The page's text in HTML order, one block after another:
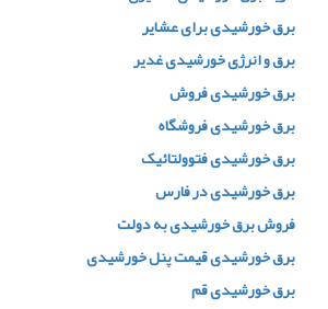
برق خورشیدی برای عشایر
برق و انرژی خورشیدی غدیر
برق خورشیدی فروش
برق خورشیدی فروشگاه
برق خورشیدی فتوولتائیک
برق خورشیدی در فارس
فروش برق خورشیدی به دولت
برق خورشیدی قیمت پنل خورشیدی
برق خورشیدی قم